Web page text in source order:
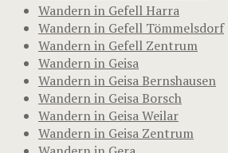
Wandern in Gefell Harra
Wandern in Gefell Tömmelsdorf
Wandern in Gefell Zentrum
Wandern in Geisa
Wandern in Geisa Bernshausen
Wandern in Geisa Borsch
Wandern in Geisa Weilar
Wandern in Geisa Zentrum